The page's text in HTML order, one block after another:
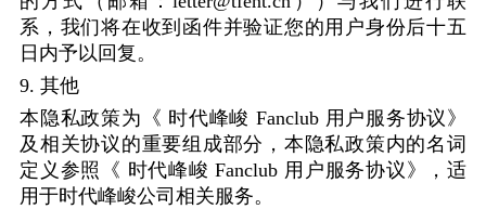
系，我们将在收到函件并验证您的用户身份后十五
日内予以回复。
9. 其他
本隐私政策为《 时代峰峻 Fanclub 用户服务协议》
及相关协议的重要组成部分，本隐私政策内的名词
定义参照《 时代峰峻 Fanclub 用户服务协议》，适
用于时代峰峻公司相关服务。